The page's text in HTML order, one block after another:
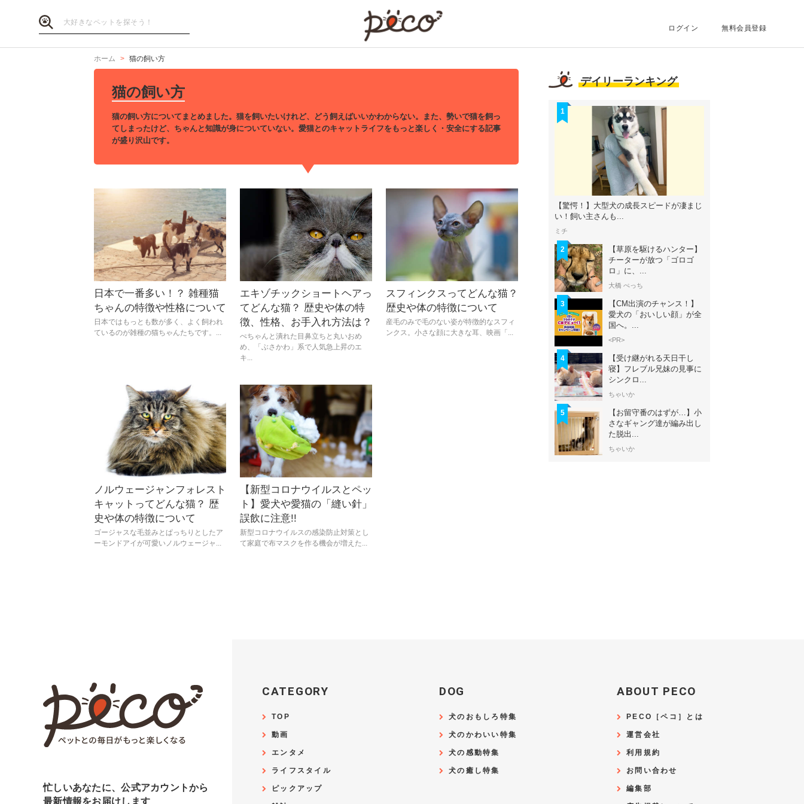
ログイン 無料会員登録
ホーム 猫の飼い方
猫の飼い方
猫の飼い方についてまとめました。猫を飼いたいけれど、どう飼えばいいかわからない。また、勢いで猫を飼っ
てしまったけど、ちゃんと知識が身についていない。愛猫とのキャットライフをもっと楽しく・安全にする記事
が盛り沢山です。
日本で一番多い！？ 雑種猫
ちゃんの特徴や性格について
日本ではもっとも数が多く、よく飼われ
ているのが雑種の猫ちゃんたちです。...
エキゾチックショートヘアっ
てどんな猫？ 歴史や体の特
徴、性格、お手入れ方法は？
ぺちゃんと潰れた目鼻立ちと丸いおめ
め、「ぶさかわ」系で人気急上昇のエ
キ...
スフィンクスってどんな猫？
歴史や体の特徴について
産毛のみで毛のない姿が特徴的なスフィ
ンクス。小さな顔に大きな耳、映画「...
ノルウェージャンフォレスト
キャットってどんな猫？ 歴
史や体の特徴について
ゴージャスな毛並みとぱっちりとしたア
ーモンドアイが可愛いノルウェージャ...
【新型コロナウイルスとペッ
ト】愛犬や愛猫の「縫い針」
誤飲に注意!!
新型コロナウイルスの感染防止対策とし
て家庭で布マスクを作る機会が増えた...
デイリーランキング
1
【驚愕！】大型犬の成長スピードが凄まじ
い！飼い主さんも...
ミチ
2
【草原を駆けるハンター】
チーターが放つ「ゴロゴ
ロ」に、...
大橋 ぺっち
3
【CM出演のチャンス！】
愛犬の「おいしい顔」が全
国へ。...
<PR>
4
【受け継がれる天日干し
寝】フレブル兄妹の見事に
シンクロ...
ちゃいか
5
【お留守番のはずが…】小
さなギャング達が編み出し
た脱出...
ちゃいか
忙しいあなたに、公式アカウントから
最新情報をお届けします
CATEGORY
TOP
動画
エンタメ
ライフスタイル
ピックアップ
DOG
犬のおもしろ特集
犬のかわいい特集
犬の感動特集
犬の癒し特集
ABOUT PECO
PECO［ペコ］とは
運営会社
利用規約
お問い合わせ
編集部